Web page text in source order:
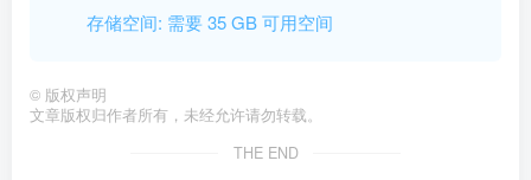
存储空间: 需要 35 GB 可用空间
© 版权声明
文章版权归作者所有，未经允许请勿转载。
THE END